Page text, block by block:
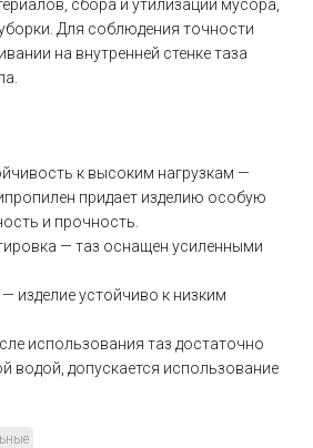
сбора и утилизации мусора,
Для соблюдения точности
на внутренней стенке таза
к высоким нагрузкам —
придает изделию особую
и прочность.
— таз оснащен усиленными
изделие устойчиво к низким
использования таз достаточно
водой, допускается использование